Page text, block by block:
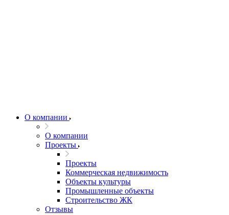
О компании
О компании
Проекты
Проекты
Коммерческая недвижимость
Объекты культуры
Промышленные объекты
Строительство ЖК
Отзывы